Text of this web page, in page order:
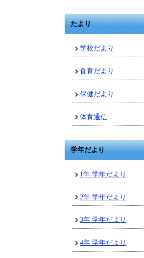
たより
学校だより
食育だより
保健だより
体育通信
学年だより
1年 学年だより
2年 学年だより
3年 学年だより
4年 学年だより